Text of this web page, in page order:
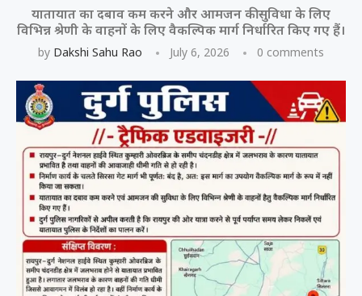
यातायात का दबाव कम करने और आमजन की सुविधा के लिए
विभिन्न श्रेणी के वाहनों के लिए वैकल्पिक मार्ग निर्धारित किए गए हैं।
by Dakshi Sahu Rao July 6, 2026 0 comments